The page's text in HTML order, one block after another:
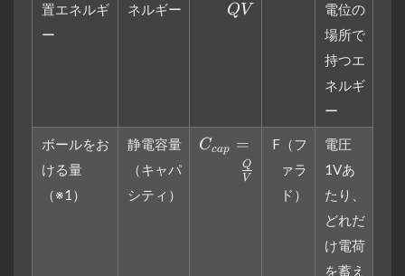
置エネルギ
ー
ネルギー
QV
電位の
場所で
持つエ
ネルギ
ー
ボールをお
ける量
（※1）
静電容量
（キャパ
シティ）
C_{cap}=\frac{Q}
{V}
Ccap =
V
Q
F（フ
ァラ
ド）
電圧
1Vあ
たり、
どれだ
け電荷
を蓄え